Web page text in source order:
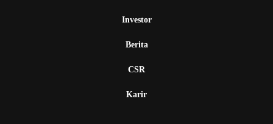
Investor
Berita
CSR
Karir